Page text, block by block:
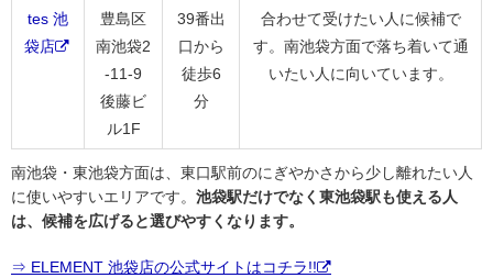
tes 池
袋店
豊島区
南池袋2
-11-9
後藤ビ
ル1F
39番出
口から
徒歩6
分
合わせて受けたい人に候補で
す。南池袋方面で落ち着いて通
いたい人に向いています。
南池袋・東池袋方面は、東口駅前のにぎやかさから少し離れたい人
に使いやすいエリアです。 池袋駅だけでなく東池袋駅も使える人
は、候補を広げると選びやすくなります。
⇒ ELEMENT 池袋店の公式サイトはコチラ!!